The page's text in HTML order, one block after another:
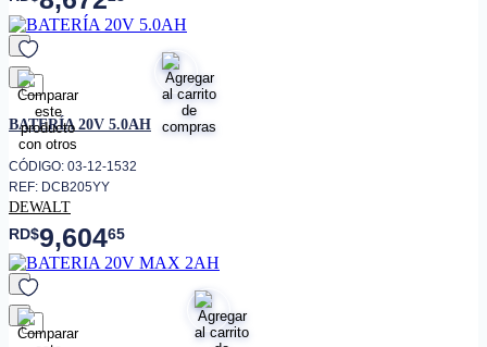
favorito
BATERÍA 20V 5.0AH
CÓDIGO: 03-12-1532
REF: DCB205YY
DEWALT
RD$9,60465